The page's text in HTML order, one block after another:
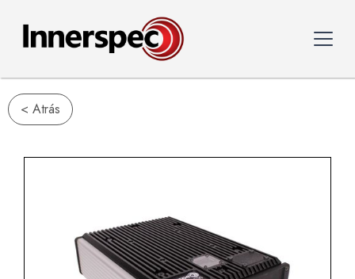
< Atrás